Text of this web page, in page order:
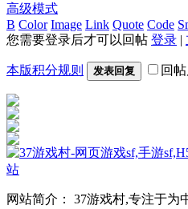
高级模式
B Color Image Link Quote Code
您需要登录后才可以回帖 登录 |
本版积分规则 发表回复 回
网站简介： 37游戏村,专注于为